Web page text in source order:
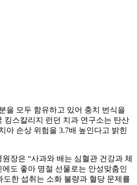
을 모두 함유하고 있어 충치 번식을
킹스칼리지 런던 치과 연구소는 탄산
아 손상 위험을 3.7배 높인다고 밝힌
장은 “사과와 배는 심혈관 건강과 체
도 좋아 명절 선물로는 안성맞춤인
도한 섭취는 소화 불량과 혈당 문제를